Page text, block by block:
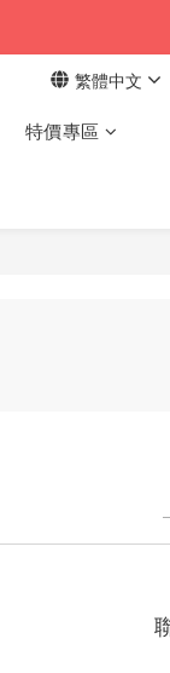
繁體中文
特價專區